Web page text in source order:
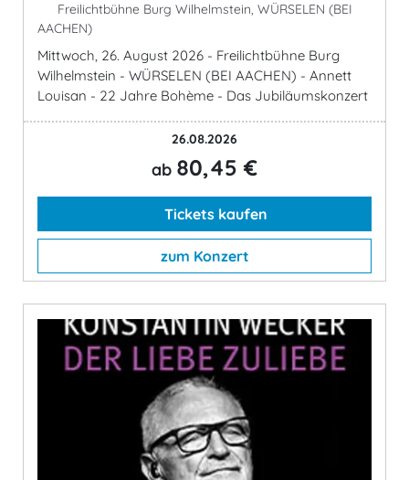
Freilichtbühne Burg Wilhelmstein, WÜRSELEN (BEI
AACHEN)
Mittwoch, 26. August 2026 - Freilichtbühne Burg
Wilhelmstein - WÜRSELEN (BEI AACHEN) - Annett
Louisan - 22 Jahre Bohème - Das Jubiläumskonzert
26.08.2026
ab 80,45 €
Tickets kaufen
zum Konzert